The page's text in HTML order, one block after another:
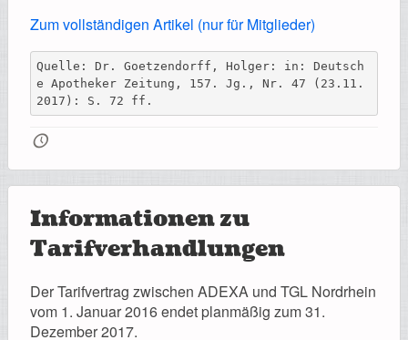
Zum vollständigen Artikel (nur für Mitglieder)
Quelle: Dr. Goetzendorff, Holger: in: Deutsch
e Apotheker Zeitung, 157. Jg., Nr. 47 (23.11.
2017): S. 72 ff.
🕔
Informationen zu
Tarifverhandlungen
Der Tarifvertrag zwischen ADEXA und TGL Nordrhein
vom 1. Januar 2016 endet planmäßig zum 31.
Dezember 2017.